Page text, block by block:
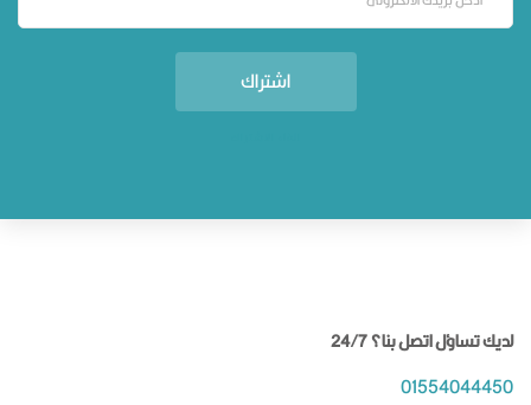
اشتراك
لديك تساؤل اتصل بنا؟ 24/7
01554044450